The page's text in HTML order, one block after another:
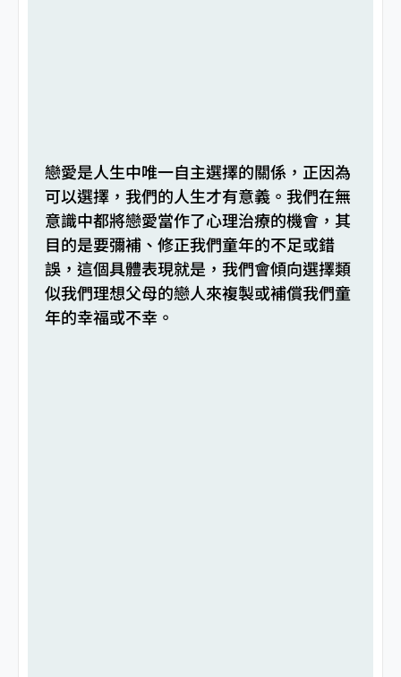
戀愛是人生中唯一自主選擇的關係，正因為
可以選擇，我們的人生才有意義。我們在無
意識中都將戀愛當作了心理治療的機會，其
目的是要彌補、修正我們童年的不足或錯
誤，這個具體表現就是，我們會傾向選擇類
似我們理想父母的戀人來複製或補償我們童
年的幸福或不幸。